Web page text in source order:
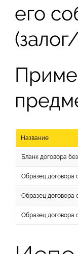
его
Название
Бланк договора
Образец договора
Образец договора
Образец договора